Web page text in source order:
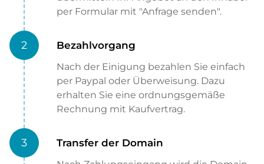
per Formular mit "Anfrage senden".
2 Bezahlvorgang
Nach der Einigung bezahlen Sie einfach
per Paypal oder Überweisung. Dazu
erhalten Sie eine ordnungsgemäße
Rechnung mit Kaufvertrag.
3 Transfer der Domain